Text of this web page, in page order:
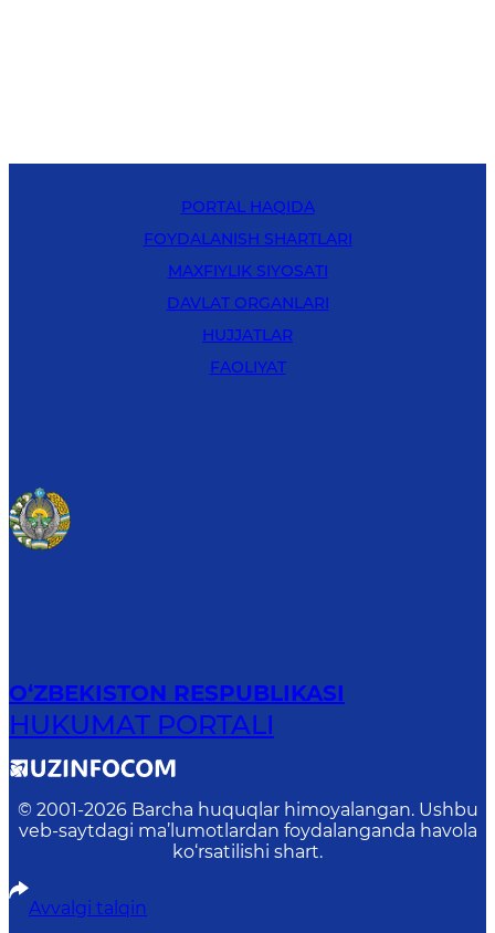
PORTAL HAQIDA
FOYDALANISH SHARTLARI
MAXFIYLIK SIYOSATI
DAVLAT ORGANLARI
HUJJATLAR
FAOLIYAT
O‘ZBEKISTON RESPUBLIKASI
HUKUMAT PORTALI
© 2001-2026 Barcha huquqlar himoyalangan. Ushbu
veb-saytdagi ma’lumotlardan foydalanganda havola
ko‘rsatilishi shart.
Avvalgi talqin